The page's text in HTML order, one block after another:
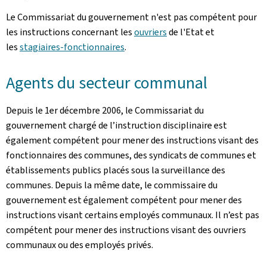
Le Commissariat du gouvernement n'est pas compétent pour
les instructions concernant lesouvriersde l'Etat et
lesstagiaires-fonctionnaires.
Agents du secteur communal
Depuis le 1er décembre 2006, le Commissariat du
gouvernement chargé de l’instruction disciplinaire est
également compétent pour mener des instructions visant des
fonctionnaires des communes, des syndicats de communes et
établissements publics placés sous la surveillance des
communes. Depuis la même date, le commissaire du
gouvernement est également compétent pour mener des
instructions visant certains employés communaux. Il n’est pas
compétent pour mener des instructions visant des ouvriers
communaux ou des employés privés.